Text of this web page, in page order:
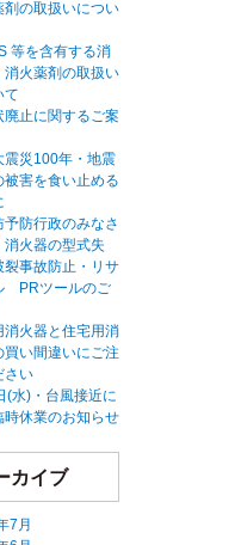
剤の取扱いについ
等を含有する消
消火薬剤の取扱い
て
廃止に関するご案
震災100年・地震
被害を食い止める
予防行政のみなさ
消火器の型式失
裂事故防止・リサ
PRツールのご
消火器と住宅用消
買い間違いにご注
さい
(水)・台風接近に
時休業のお知らせ
カイブ
7月